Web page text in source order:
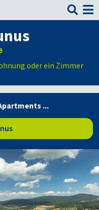

oder ein Zimmer
...